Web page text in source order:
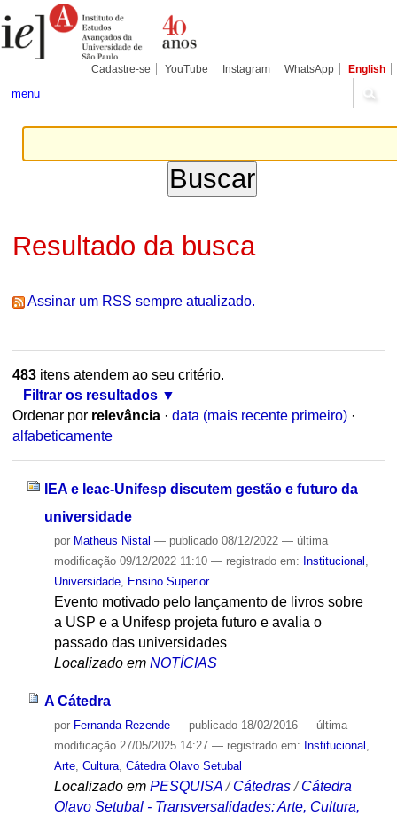
para
conteúdo.
Pessoais
Cadastre-se YouTube Instagram WhatsApp English
menu
Resultado da busca
Assinar um RSS sempre atualizado.
483itens atendem ao seu critério.
Filtrar os resultados
Ordenar por relevância · data (mais recente primeiro) ·
alfabeticamente
IEA e Ieac-Unifesp discutem gestão e futuro da
universidade
por Matheus Nistal — publicado08/12/2022 — última
modificação09/12/2022 11:10 — registrado em: Institucional
Universidade, Ensino Superior
Evento motivado pelo lançamento de livros sobre
a USP e a Unifesp projeta futuro e avalia o
passado das universidades
Localizado em NOTÍCIAS
A Cátedra
por Fernanda Rezende — publicado18/02/2016 — última
modificação27/05/2025 14:27 — registrado em: Institucional
Arte, Cultura, Cátedra Olavo Setubal
Localizado em PESQUISA /Cátedras/Cátedra
Olavo Setubal - Transversalidades: Arte, Cultura,